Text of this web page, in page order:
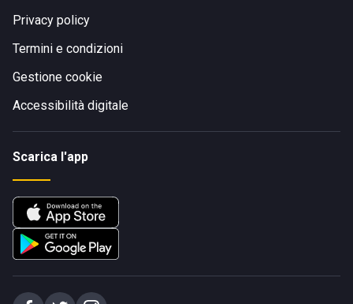
Privacy policy
Termini e condizioni
Gestione cookie
Accessibilità digitale
Scarica l'app